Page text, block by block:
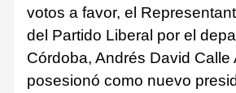
votos a favor, el
del Partido Liberal por el
Córdoba, Andrés David Calle
posesionó como nuevo